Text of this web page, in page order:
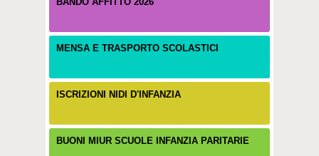
MENSA E TRASPORTO SCOLASTICI
ISCRIZIONI NIDI D'INFANZIA
BUONI MIUR SCUOLE INFANZIA PARITARIE